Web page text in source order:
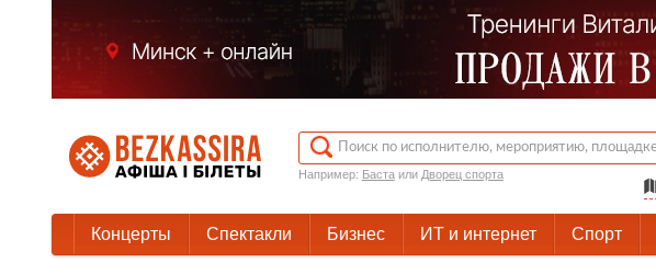
Например: Бастаили Дворец спорта
Концерты Спектакли Бизнес ИТ и интернет Спорт